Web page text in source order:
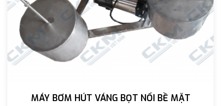
MÁY BƠM HÚT VÁNG BỌT NỔI BỀ MẶT